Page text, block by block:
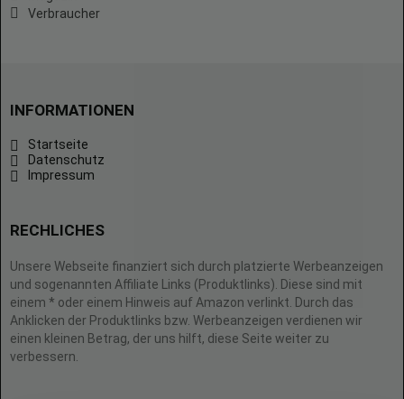
Verbraucher
INFORMATIONEN
Startseite
Datenschutz
Impressum
RECHLICHES
Unsere Webseite finanziert sich durch platzierte Werbeanzeigen
und sogenannten Affiliate Links (Produktlinks). Diese sind mit
einem * oder einem Hinweis auf Amazon verlinkt. Durch das
Anklicken der Produktlinks bzw. Werbeanzeigen verdienen wir
einen kleinen Betrag, der uns hilft, diese Seite weiter zu
verbessern.